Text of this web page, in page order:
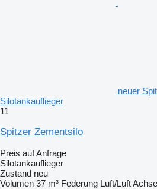
neuer
Silotankauflieger
11
Spitzer Zementsilo
Preis auf Anfrage
Silotankauflieger
Zustand neu
Volumen 37 m³ Federung Luft/Luft